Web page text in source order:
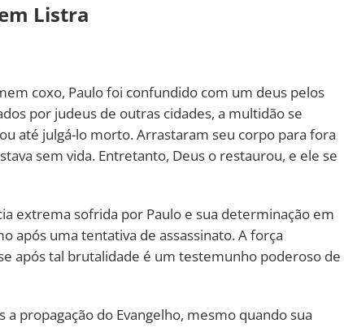
Listra
coxo, Paulo foi confundido com um deus pelos
por judeus de outras cidades, a multidão se
até julgá-lo morto. Arrastaram seu corpo para fora
sem vida. Entretanto, Deus o restaurou, e ele se
extrema sofrida por Paulo e sua determinação em
após uma tentativa de assassinato. A força
após tal brutalidade é um testemunho poderoso de
a propagação do Evangelho, mesmo quando sua